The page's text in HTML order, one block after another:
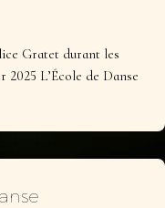
Gratet durant les
2025 L’École de Danse